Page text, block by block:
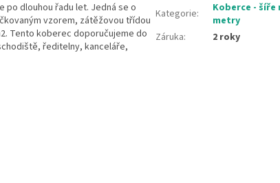
po dlouhou řadu let. Jedná se o
vzorem, zátěžovou třídou
Tento koberec doporučujeme do
ředitelny, kanceláře,
Kategorie:
Koberce - šíře
metry
Záruka: 2 roky